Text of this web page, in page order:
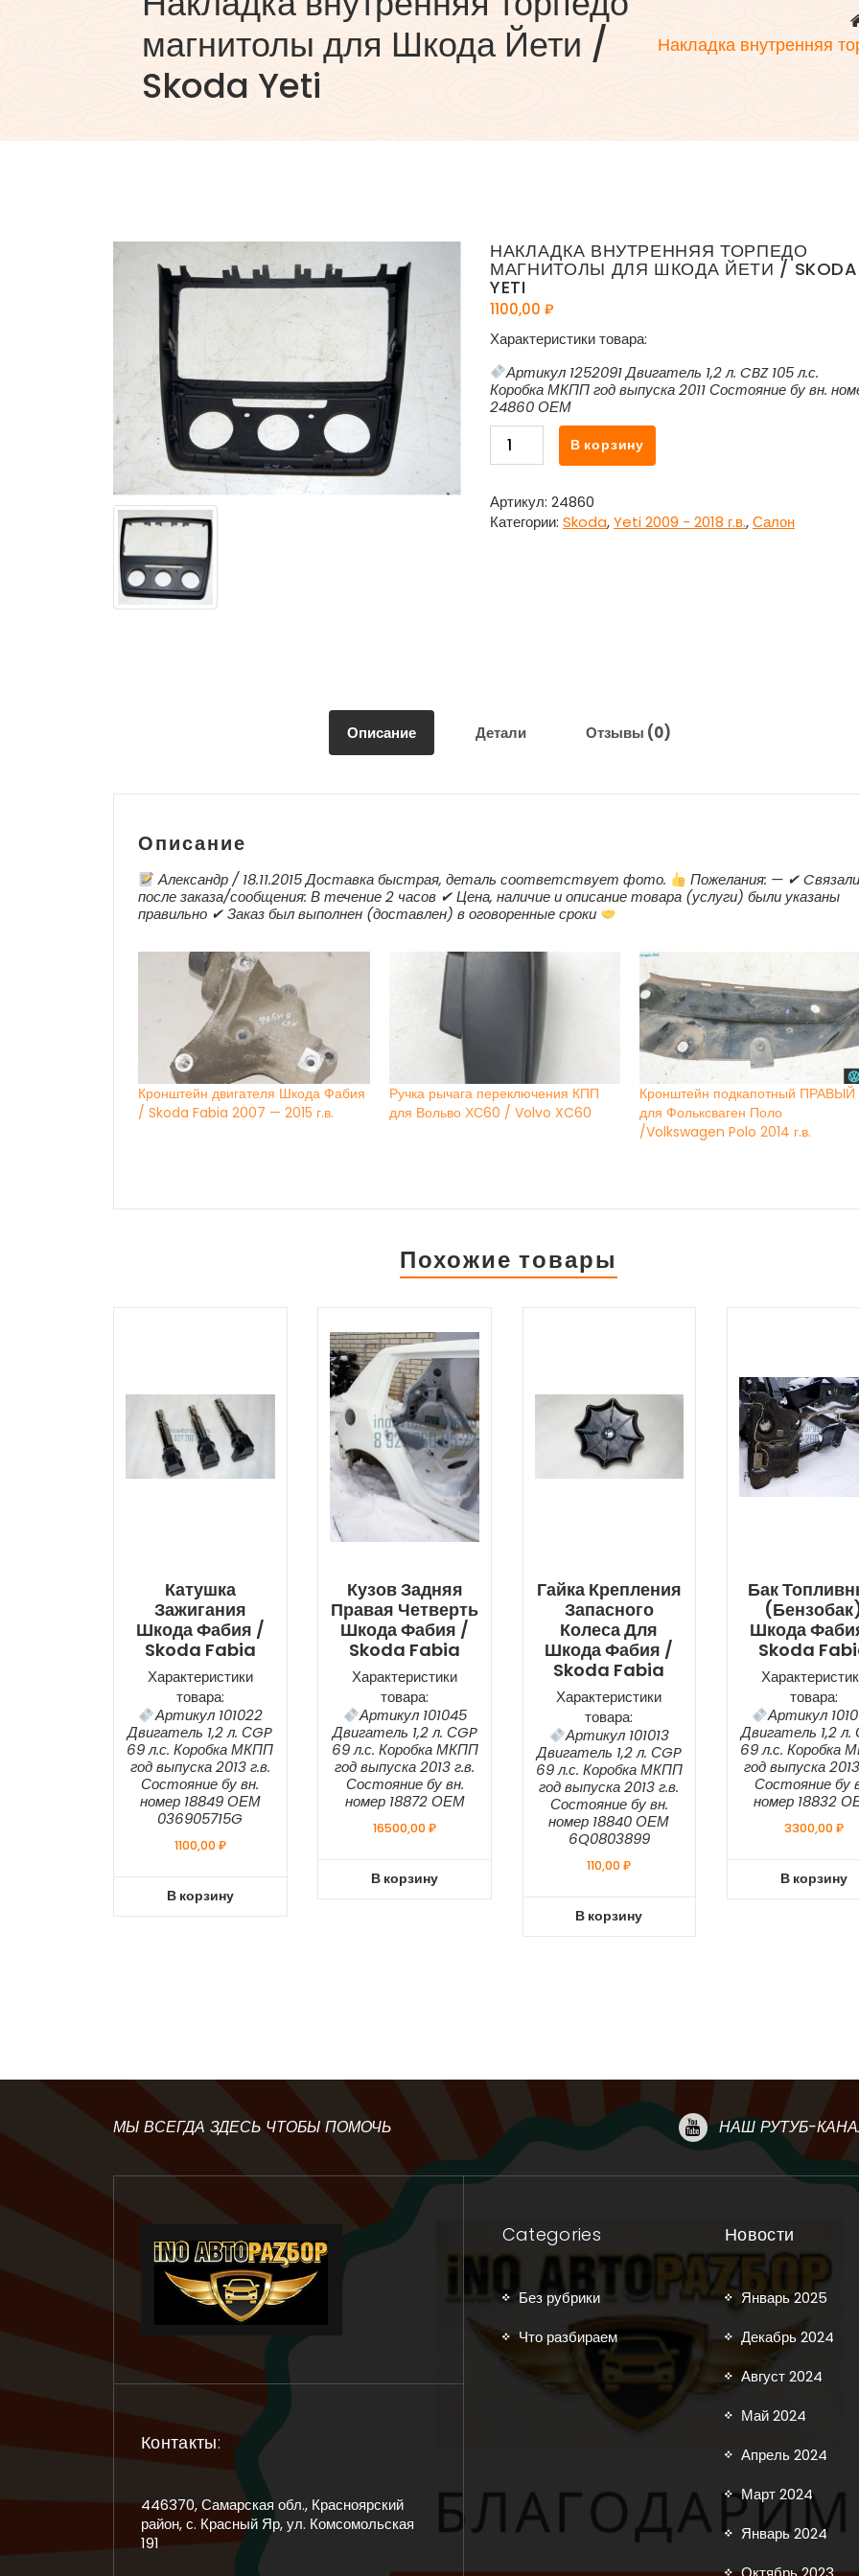
магнитолы для Шкода Йети /
Skoda Yeti
Накладка внутренняя
НАКЛАДКА ВНУТРЕННЯЯ ТОРПЕДО
МАГНИТОЛЫ ДЛЯ ШКОДА ЙЕТИ / SKODA
YETI
1100,00 ₽
Характеристики товара:
Артикул 1252091 Двигатель 1,2 л. CBZ 105 л.с.
Коробка МКПП год выпуска 2011 Состояние бу вн.
24860 ОЕМ
Количество
товара
внутренняя
торпедо
магнитолы
В корзину
Артикул: 24860
Категории: Skoda,Yeti 2009 - 2018 г.в.,Салон
Описание Детали Отзывы (0)
Описание
Александр / 18.11.2015 Доставка быстрая, деталь соответствует фото.
Пожелания: — ✔
после заказа/сообщения: В течение 2 часов ✔ Цена, наличие и описание товара (услуги) были указаны
правильно ✔ Заказ был выполнен (доставлен) в оговоренные сроки
Кронштейн двигателя Шкода Фабия
/ Skoda Fabia 2007 — 2015 г.в.
Ручка рычага переключения КПП
для Вольво ХС60 / Volvo XC60
Кронштейн подкапотный ПРАВЫЙ
для Фольксваген Поло
/Volkswagen Polo 2014 г.в.
Похожие товары
Катушка
Зажигания
Шкода Фабия /
Skoda Fabia
Характеристики
товара:
Артикул 101022
Двигатель 1,2 л. СGP
69 л.с. Коробка МКПП
год выпуска 2013 г.в.
Состояние бу вн.
номер 18849 ОЕМ
036905715G
1100,00₽
В корзину
Кузов Задняя
Правая Четверть
Шкода Фабия /
Skoda Fabia
Характеристики
товара:
Артикул 101045
Двигатель 1,2 л. СGP
69 л.с. Коробка МКПП
год выпуска 2013 г.в.
Состояние бу вн.
номер 18872 ОЕМ
16500,00₽
В корзину
Гайка Крепления
Запасного
Колеса Для
Шкода Фабия /
Skoda Fabia
Характеристики
товара:
Артикул 101013
Двигатель 1,2 л. СGP
69 л.с. Коробка МКПП
год выпуска 2013 г.в.
Состояние бу вн.
номер 18840 ОЕМ
6Q0803899
110,00₽
В корзину
Бак
Шкода
Skoda
товара:
Артикул
Двигатель 1,2 л.
69 л.с. Коробка
год выпуска
Состояние бу
номер 18832
3300,00₽
В корзину
МЫ ВСЕГДА ЗДЕСЬ ЧТОБЫ ПОМОЧЬ НАШ РУТУБ-
Контакты:
446370, Самарская обл., Красноярский
район, с. Красный Яр, ул. Комсомольская
191
Categories
Без рубрики
Что разбираем
Новости
Январь 2025
Декабрь 2024
Август 2024
Май 2024
Апрель 2024
Март 2024
Январь 2024